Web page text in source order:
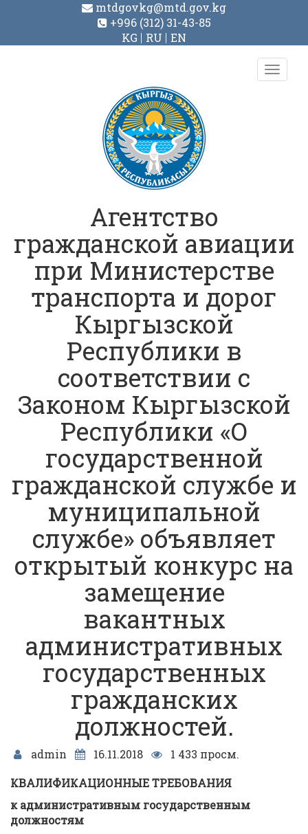
mtdgovkg@mtd.gov.kg
+996 (312) 31-43-85
KG
RU EN
Toggle
Агентство
гражданской авиации
при Министерстве
транспорта и дорог
Кыргызской
Республики в
соответствии с
Законом Кыргызской
Республики «О
государственной
гражданской службе и
муниципальной
службе» объявляет
открытый конкурс на
замещение
вакантных
административных
государственных
гражданских
должностей.
admin 16.11.2018
1 433 просм.
КВАЛИФИКАЦИОННЫЕ ТРЕБОВАНИЯ
к административным государственным
должностям